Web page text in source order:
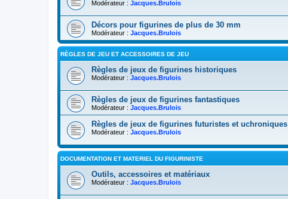
Modérateur : Jacques.Brulois
Décors pour figurines de plus de 30 mm
Modérateur : Jacques.Brulois
RÈGLES DE JEU ET ACCESSOIRES DE JEU
Règles de jeux de figurines historiques
Modérateur : Jacques.Brulois
Règles de jeux de figurines fantastiques
Modérateur : Jacques.Brulois
Règles de jeux de figurines futuristes et uchroniques
Modérateur : Jacques.Brulois
DOCUMENTATION ET MATERIEL DU FIGURINISTE
Outils, accessoires et matériaux
Modérateur : Jacques.Brulois